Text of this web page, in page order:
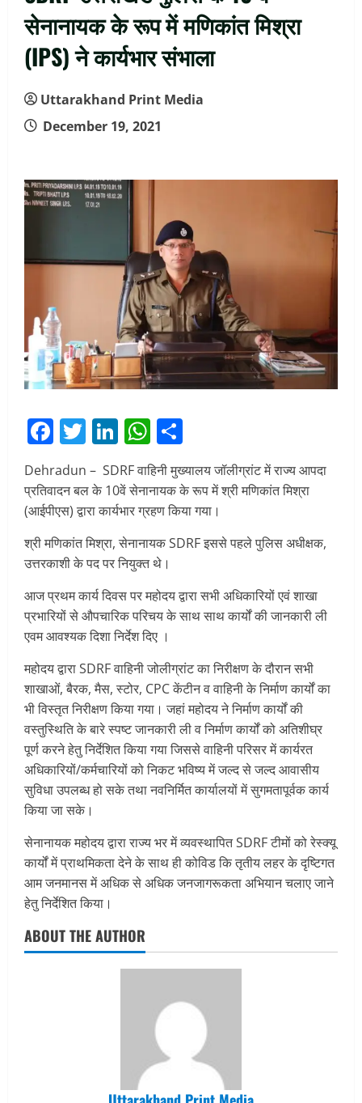
सेनानायक के रूप में मणिकांत मिश्रा
(IPS) ने कार्यभार संभाला
Uttarakhand Print Media
December 19, 2021
Facebook
Twitter
LinkedIn
WhatsApp
Dehradun – SDRF वाहिनी मुख्यालय जॉलीग्रांट में राज्य आपदा
प्रतिवादन बल के 10वें सेनानायक के रूप में श्री मणिकांत मिश्रा
(आईपीएस) द्वारा कार्यभार ग्रहण किया गया।
श्री मणिकांत मिश्रा, सेनानायक SDRF इससे पहले पुलिस अधीक्षक,
उत्तरकाशी के पद पर नियुक्त थे।
आज प्रथम कार्य दिवस पर महोदय द्वारा सभी अधिकारियों एवं शाखा
प्रभारियों से औपचारिक परिचय के साथ साथ कार्यों की जानकारी ली
एवम आवश्यक दिशा निर्देश दिए ।
महोदय द्वारा SDRF वाहिनी जोलीग्रांट का निरीक्षण के दौरान सभी
शाखाओं, बैरक, मैस, स्टोर, CPC केंटीन व वाहिनी के निर्माण कार्यों का
भी विस्तृत निरीक्षण किया गया। जहां महोदय ने निर्माण कार्यों की
वस्तुस्थिति के बारे स्पष्ट जानकारी ली व निर्माण कार्यों को अतिशीघ्र
पूर्ण करने हेतु निर्देशित किया गया जिससे वाहिनी परिसर में कार्यरत
अधिकारियों/कर्मचारियों को निकट भविष्य में जल्द से जल्द आवासीय
सुविधा उपलब्ध हो सके तथा नवनिर्मित कार्यालयों में सुगमतापूर्वक कार्य
किया जा सके।
सेनानायक महोदय द्वारा राज्य भर में व्यवस्थापित SDRF टीमों को रेस्क्यू
कार्यों में प्राथमिकता देने के साथ ही कोविड कि तृतीय लहर के दृष्टिगत
आम जनमानस में अधिक से अधिक जनजागरूकता अभियान चलाए जाने
हेतु निर्देशित किया।
ABOUT THE AUTHOR